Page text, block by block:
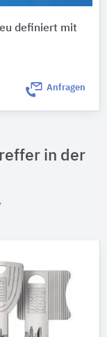
definiert mit
Anfragen
in der